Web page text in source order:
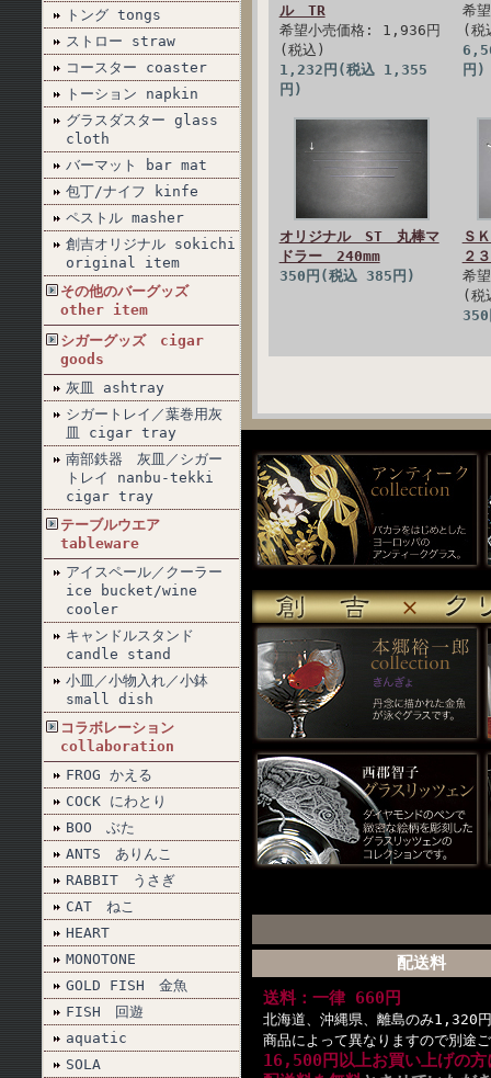
トング tongs
ストロー straw
コースター coaster
トーション napkin
グラスダスター glass
cloth
バーマット bar mat
包丁/ナイフ kinfe
ペストル masher
創吉オリジナル sokichi
original item
その他のバーグッズ
other item
シガーグッズ cigar
goods
灰皿 ashtray
シガートレイ／葉巻用灰
皿 cigar tray
南部鉄器 灰皿／シガー
トレイ nanbu-tekki
cigar tray
テーブルウエア
tableware
アイスペール／クーラー
ice bucket/wine
cooler
キャンドルスタンド
candle stand
小皿／小物入れ／小鉢
small dish
コラボレーション
collaboration
FROG かえる
COCK にわとり
BOO ぶた
ANTS ありんこ
RABBIT うさぎ
CAT ねこ
HEART
MONOTONE
GOLD FISH 金魚
FISH 回遊
aquatic
SOLA
ル TR
希望小売価格: 1,936円
(税込)
1,232円(税込 1,355
円)
希
(税
円)
オリジナル ST 丸棒マ
ドラー 240mm
350円(税込 385円)
Ｓ
２
希
(税
配送料
送料：一律 660円
北海道、沖縄県、離島のみ1,320
商品によって異なりますので別途
16,500円以上お買い上げの方